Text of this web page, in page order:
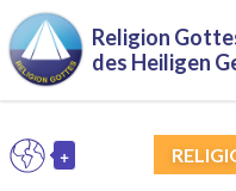
Direkt zum Inhalt
Religion
des Heiligen
DE
+
Toggle Dropdown